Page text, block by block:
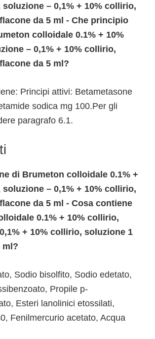
– 0,1% + 10% collirio,
da 5 ml - Che principio
colloidale 0.1% + 10%
– 0,1% + 10% collirio,
da 5 ml?
Principi attivi: Betametasone
sodica mg 100.Per gli
paragrafo 6.1.
di Brumeton colloidale 0.1% +
– 0,1% + 10% collirio,
da 5 ml - Cosa contiene
0.1% + 10% collirio,
+ 10% collirio, soluzione 1
ml?
Sodio bisolfito, Sodio edetato,
Propile p-
Esteri lanolinici etossilati,
Fenilmercurio acetato, Acqua